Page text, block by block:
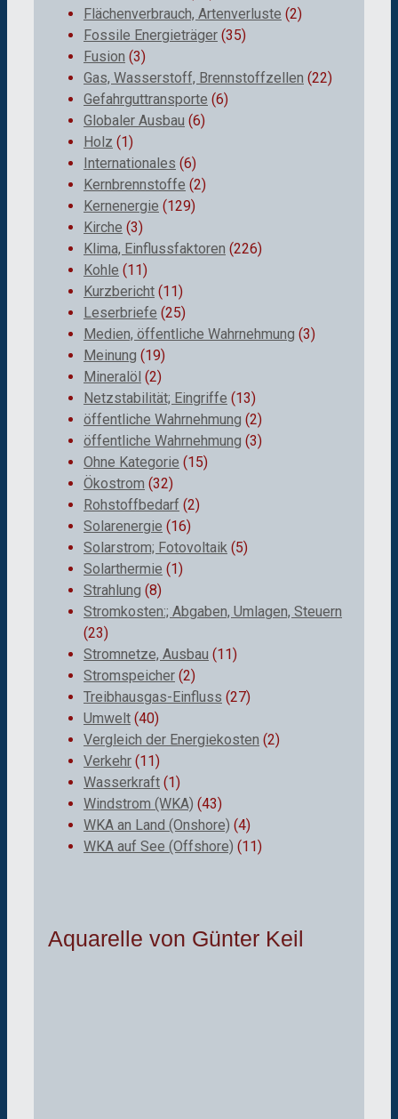
Flächenverbrauch, Artenverluste (2)
Fossile Energieträger (35)
Fusion (3)
Gas, Wasserstoff, Brennstoffzellen (22)
Gefahrguttransporte (6)
Globaler Ausbau (6)
Holz (1)
Internationales (6)
Kernbrennstoffe (2)
Kernenergie (129)
Kirche (3)
Klima, Einflussfaktoren (226)
Kohle (11)
Kurzbericht (11)
Leserbriefe (25)
Medien, öffentliche Wahrnehmung (3)
Meinung (19)
Mineralöl (2)
Netzstabilität; Eingriffe (13)
öffentliche Wahrnehmung (2)
öffentliche Wahrnehmung (3)
Ohne Kategorie (15)
Ökostrom (32)
Rohstoffbedarf (2)
Solarenergie (16)
Solarstrom; Fotovoltaik (5)
Solarthermie (1)
Strahlung (8)
Stromkosten:; Abgaben, Umlagen, Steuern
(23)
Stromnetze, Ausbau (11)
Stromspeicher (2)
Treibhausgas-Einfluss (27)
Umwelt (40)
Vergleich der Energiekosten (2)
Verkehr (11)
Wasserkraft (1)
Windstrom (WKA) (43)
WKA an Land (Onshore) (4)
WKA auf See (Offshore) (11)
Aquarelle von Günter Keil